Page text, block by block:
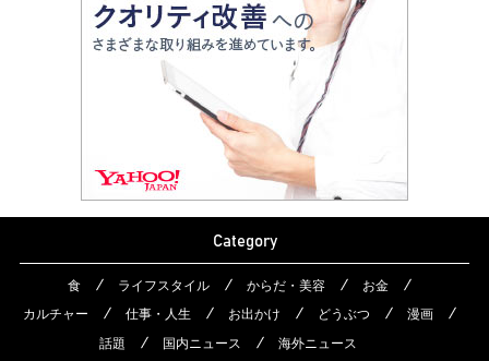
Category
食 ライフスタイル からだ・美容
お金
カルチャー
仕事・人生 お出かけ どうぶつ
漫画
話題
国内ニュース 海外ニュース